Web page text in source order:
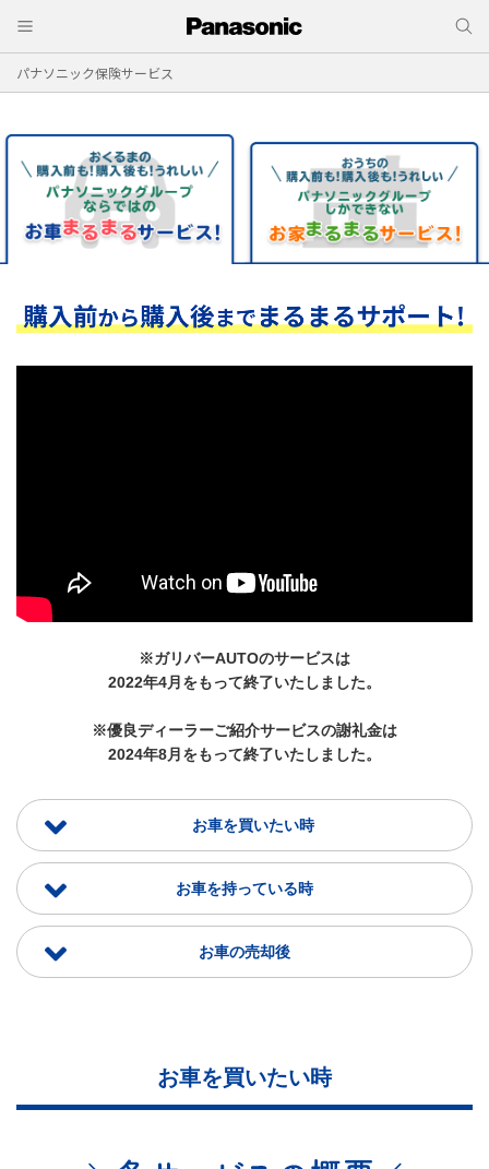
パナソニック保険サービス
※ガリバーAUTOのサービスは
2022年4月をもって終了いたしました。
※優良ディーラーご紹介サービスの謝礼金は
2024年8月をもって終了いたしました。
お車を買いたい時
お車を持っている時
お車の売却後
お車を買いたい時